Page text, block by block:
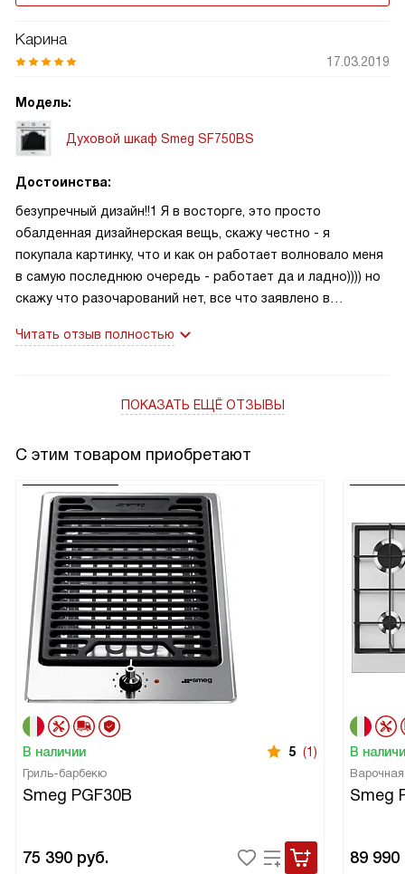
Карина
17.03.2019
Модель:
Духовой шкаф Smeg SF750BS
Достоинства:
безупречный дизайн!!1 Я в восторге, это просто
обалденная дизайнерская вещь, скажу честно - я
покупала картинку, что и как он работает волновало меня
в самую последнюю очередь - работает да и ладно)))) но
скажу что разочарований нет, все что заявлено в
нечто! В моей бело-жемчужной кухне духовка стоит
Читать отзыв полностью
ПОКАЗАТЬ ЕЩЁ ОТЗЫВЫ
С этим товаром приобретают
В наличии 5 (1)
Гриль-барбекю
Smeg PGF30B
75 390 руб.
В
Smeg
89 990